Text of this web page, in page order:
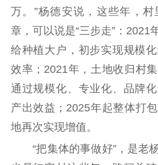
万。”杨德安说，这些年，
章，可以说是“三步走”：2021
给种植大户，初步实现规模
效率；2021年，土地收归村
通过规模化、专业化、品牌
产出效益；2025年起整体打
地再次实现增值。
“把集体的事做好”，是老杨